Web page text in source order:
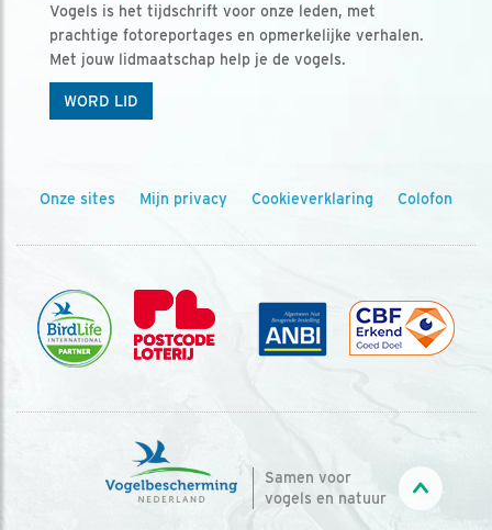
Vogels is het tijdschrift voor onze leden, met
prachtige fotoreportages en opmerkelijke verhalen.
Met jouw lidmaatschap help je de vogels.
WORD LID
Onze sites Mijn privacy Cookieverklaring Colofon
Samen voor
vogels en natuur